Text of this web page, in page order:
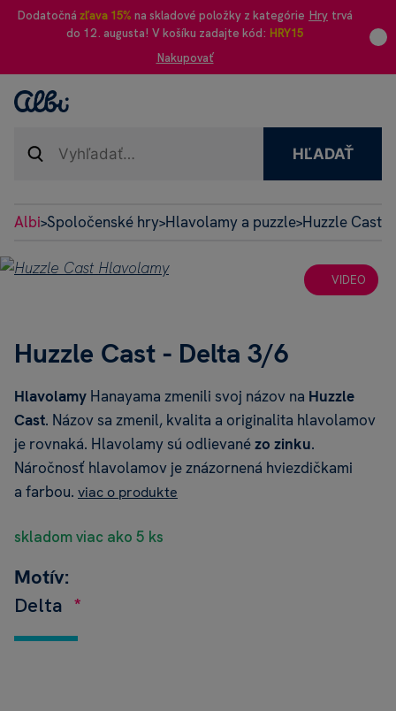
Dodatočná zľava 15% na skladové položky z kategórie Hry trvá
do 12. augusta! V košíku zadajte kód: HRY15
Nakupovať
HĽADAŤ
Albi>Spoločenské hry>Hlavolamy a puzzle>Huzzle Cast
VIDEO
Huzzle Cast - Delta 3/6
Hlavolamy Hanayama zmenili svoj názov na Huzzle
Cast. Názov sa zmenil, kvalita a originalita hlavolamov
je rovnaká. Hlavolamy sú odlievanézo zinku.
Náročnosť hlavolamov je znázornená hviezdičkami
a farbou. viac o produkte
skladom viac ako 5 ks
Motív:
Delta